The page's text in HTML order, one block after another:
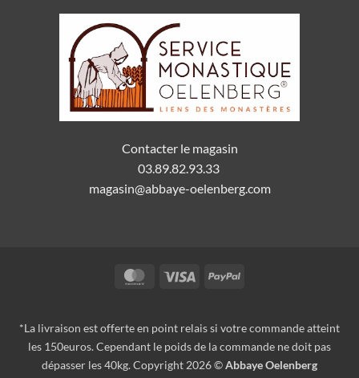
Contacter le magasin
03.89.82.93.33
magasin@abbaye-oelenberg.com
MasterCardVisa PayPal
*La livraison est offerte en point relais si votre commande atteint
les 150euros. Cependant le poids de la commande ne doit pas
dépasser les 40kg. Copyright 2026 ©Abbaye Oelenberg